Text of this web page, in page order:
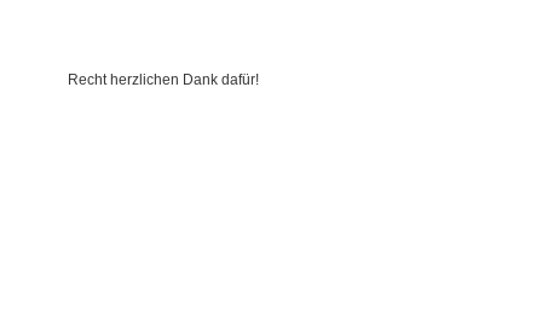
Recht herzlichen Dank dafür!